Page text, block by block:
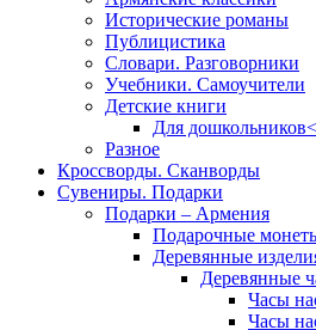
Исторические романы
Публицистика
Словари. Разговорники
Учебники. Самоучители
Детские книги
Для
Разное
Кроссворды. Сканворды
Сувениры. Подарки
Подарки – Армения
Подарочные
Деревянные
Деревянные
Часы
Часы